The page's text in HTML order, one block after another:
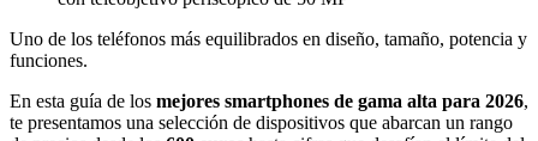
Uno de los teléfonos más equilibrados en diseño, tamaño, potencia y
funciones.
En esta guía de los mejores smartphones de gama alta para 2026,
te presentamos una selección de dispositivos que abarcan un rango